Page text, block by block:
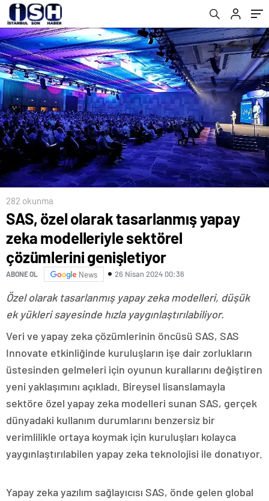
genişletiyor
282 okunma
SAS, özel olarak tasarlanmış yapay
zeka modelleriyle sektörel
çözümlerini genişletiyor
ABONE OL News 26 Nisan 2024 00:36
Özel olarak tasarlanmış yapay zeka modelleri, düşük
ek yükleri sayesinde hızla yaygınlaştırılabiliyor.
Veri ve yapay zeka çözümlerinin öncüsü SAS, SAS
Innovate etkinliğinde kuruluşların işe dair zorlukların
üstesinden gelmeleri için oyunun kurallarını değiştiren
yeni yaklaşımını açıkladı. Bireysel lisanslamayla
sektöre özel yapay zeka modelleri sunan SAS, gerçek
dünyadaki kullanım durumlarını benzersiz bir
verimlilikle ortaya koymak için kuruluşları kolayca
yaygınlaştırılabilen yapay zeka teknolojisi ile donatıyor.
Yapay zeka yazılım sağlayıcısı SAS, önde gelen global